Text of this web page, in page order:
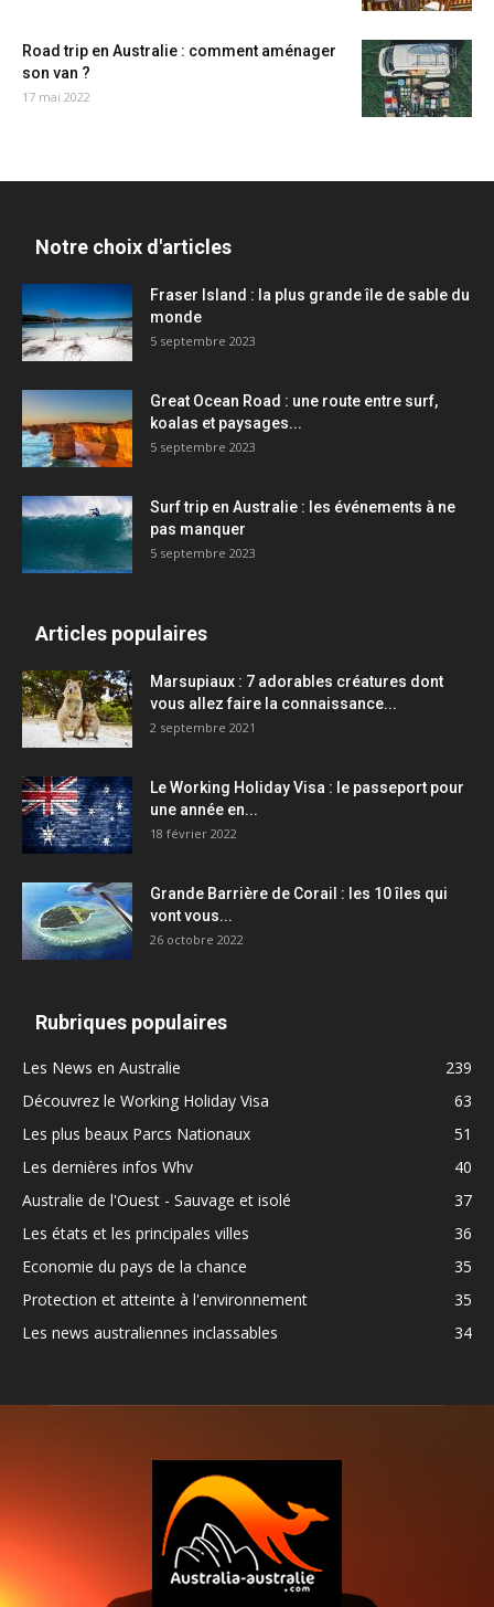
Road trip en Australie : comment aménager
son van ?
17 mai 2022
Notre choix d'articles
Fraser Island : la plus grande île de sable du
monde
5 septembre 2023
Great Ocean Road : une route entre surf,
koalas et paysages...
5 septembre 2023
Surf trip en Australie : les événements à ne
pas manquer
5 septembre 2023
Articles populaires
Marsupiaux : 7 adorables créatures dont
vous allez faire la connaissance...
2 septembre 2021
Le Working Holiday Visa : le passeport pour
une année en...
18 février 2022
Grande Barrière de Corail : les 10 îles qui
vont vous...
26 octobre 2022
Rubriques populaires
Les News en Australie
239
Découvrez le Working Holiday Visa
63
Les plus beaux Parcs Nationaux
51
Les dernières infos Whv
40
Australie de l'Ouest - Sauvage et isolé
37
Les états et les principales villes
36
Economie du pays de la chance
35
Protection et atteinte à l'environnement
35
Les news australiennes inclassables
34